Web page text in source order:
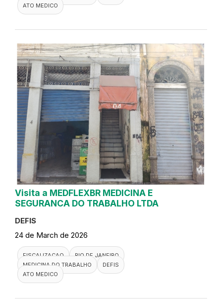
ATO MEDICO
Visita a MEDFLEXBR MEDICINA E
SEGURANCA DO TRABALHO LTDA
DEFIS
24 de March de 2026
FISCALIZACAO
RIO DE JANEIRO
MEDICINA DO TRABALHO
DEFIS
ATO MEDICO